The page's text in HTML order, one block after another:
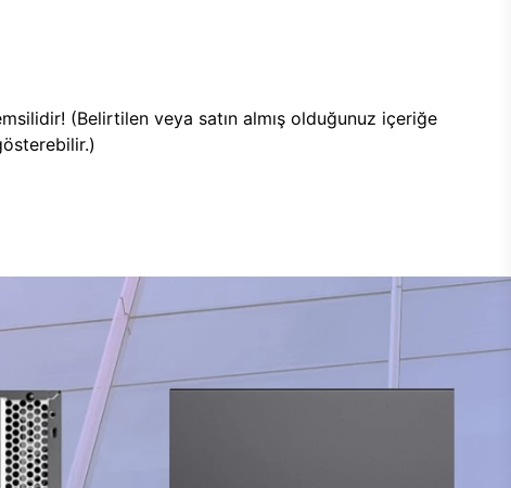
(Belirtilen veya satın almış olduğunuz içeriğe